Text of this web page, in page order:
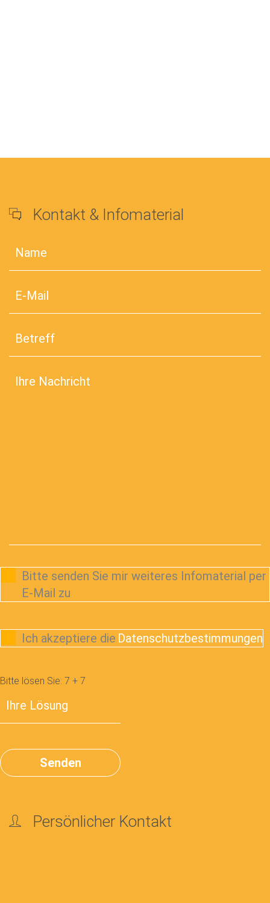
Kontakt & Infomaterial
Bitte senden Sie mir weiteres Infomaterial per
E-Mail zu
Ich akzeptiere die Datenschutzbestimmungen
Bitte lösen Sie: 7 + 7
Persönlicher Kontakt